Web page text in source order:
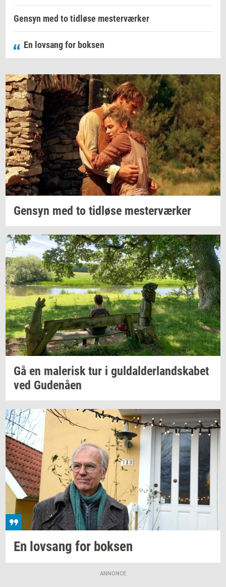
Gensyn med to tidløse mesterværker
En lovsang for boksen
Gen­syn med to tid­lø­se mester­vær­ker
Gå en ma­le­risktur i gul­dal­der­land­ska­bet
ved Gu­denå­en
En lovsang for bok­sen
ANNONCE